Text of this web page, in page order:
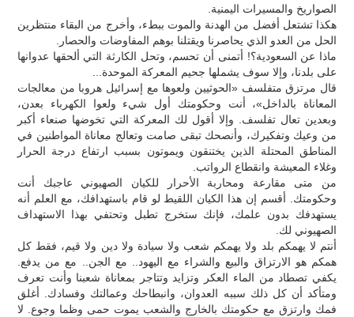
الصواريخ والمسيرات اليمنية.
هكذا تشتعل أفضل من الهدنة والموت ببطء، وأخرج من البقاء منتظرين
الحل من العدو الذي يحاصرنا ويقتلنا بوهم المفاوضات والحصار.
ماذا عن السعودية؟! أتمنى أن تحسم، وتحل الكارثة التي ألحقها عدوانها
على بلدنا، وإلا سوف يشملها جحيم المعركة الموحدة...
قال مرتزق متفلسف «الحوثيين ولعوها مع إسرائيل هروبا من معالجات
المعاناة بالداخل»، أنت وحكومتك أول شيء ولعوا الكهرباء بعدن،
وبعدين تعال تفلسف. وإلا أقول لك المعركة التي تخوضها صنعاء أكبر
من وعيك وتفكيرك، وأنصحك تبقى صامت وتعالج معاناة المواطنين في
المناطق المحتلة الذين يختنقون ويموتون بسبب ارتفاع درجة الحرار
وغلاء المعيشة وانقطاع الرواتب.
من متى مقارعة ومحاربة الأحرار للكيان الصهيوني عاجبك أنت
وحكومتك. أقسم إن هذا الكيان اللقيط لو قام باستهدافك، مع العلم أنه
يستهدفك بدون علمك، فإنك ستخرج تطبل وتحتفي بهذا الاستهداف
الصهيوني لك.
أنتم لا يهمكم بلد ولا يهمكم شعب ولا سيادة ولا دين ولا قيم، فقط كل
همكم هو الارتزاق والبيع والشراء مع اليهود.. مع الجن.. مع من يدفع.
يكفي تصطاد من الماء العكر وتزايد وتتاجر بمعاناة شعبنا وأنت تعرف
ومتأكد أن كل ذلك سببه العدوان، وانبطاحك وعمالتك وفسادك. أغلق
فمك وارتزق مع حكومتك بالخارج والشعب يموت حمى وظما وجوع. لا